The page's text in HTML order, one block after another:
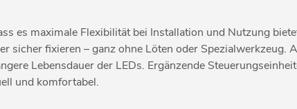
es maximale Flexibilität bei Installation und Nutzung
sicher fixieren – ganz ohne Löten oder
Lebensdauer der LEDs. Ergänzende
und komfortabel.